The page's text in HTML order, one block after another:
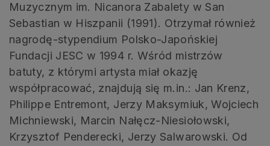
Muzycznym im. Nicanora Zabalety w San
Sebastian w Hiszpanii (1991). Otrzymał również
nagrodę-stypendium Polsko-Japońskiej
Fundacji JESC w 1994 r. Wśród mistrzów
batuty, z którymi artysta miał okazję
współpracować, znajdują się m.in.: Jan Krenz,
Philippe Entremont, Jerzy Maksymiuk, Wojciech
Michniewski, Marcin Nałęcz-Niesiołowski,
Krzysztof Penderecki, Jerzy Salwarowski. Od